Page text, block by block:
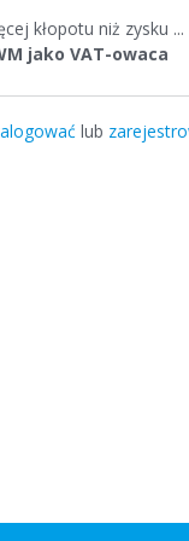
kłopotu niż zysku ...
jako VAT-owaca
lub